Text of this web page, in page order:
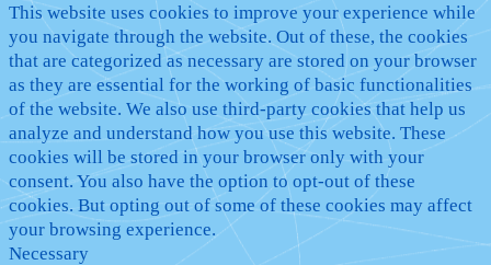
This website uses cookies to improve your experience while
you navigate through the website. Out of these, the cookies
that are categorized as necessary are stored on your browser
as they are essential for the working of basic functionalities
of the website. We also use third-party cookies that help us
analyze and understand how you use this website. These
cookies will be stored in your browser only with your
consent. You also have the option to opt-out of these
cookies. But opting out of some of these cookies may affect
your browsing experience.
Necessary